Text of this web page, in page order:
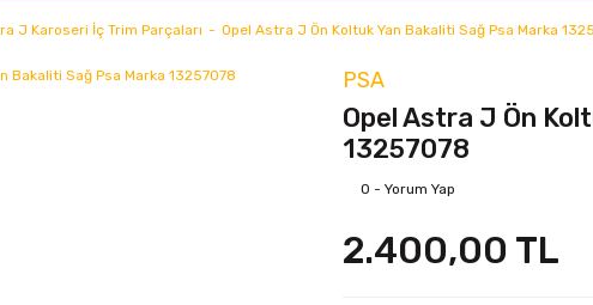
J Karoseri İç Trim Parçaları Opel Astra J Ön Koltuk Yan Bakaliti Sağ Psa Marka
PSA
Opel Astra J Ön
13257078
0 - Yorum Yap
2.400,00 TL